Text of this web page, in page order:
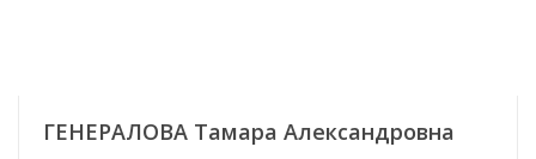
ГЕНЕРАЛОВА Тамара Александровна